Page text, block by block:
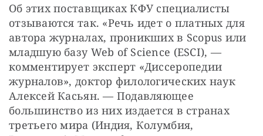
Об этих поставщиках КФУ специалисты
отзываются так. «Речь идет о платных для
автора журналах, проникших в Scopus или
младшую базу Web of Science (ESCI), —
комментирует эксперт «Диссеропедии
журналов», доктор филологических наук
Алексей Касьян. — Подавляющее
большинство из них издается в странах
третьего мира (Индия, Колумбия,